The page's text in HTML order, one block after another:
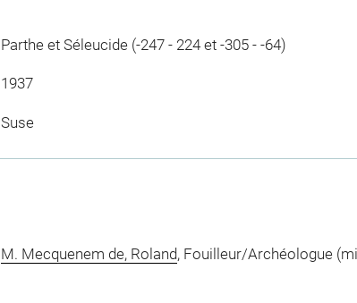
Parthe et Séleucide (-247 - 224 et -305 - -64)
1937
Suse
M. Mecquenem de, Roland, Fouilleur/Archéologue